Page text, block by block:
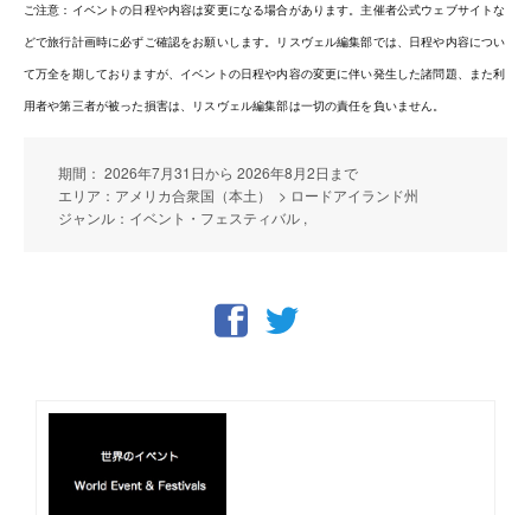
ご注意：イベントの日程や内容は変更になる場合があります。主催者公式ウェブサイトな
どで旅行計画時に必ずご確認をお願いします。リスヴェル編集部では、日程や内容につい
て万全を期しておりますが、イベントの日程や内容の変更に伴い発生した諸問題、また利
用者や第三者が被った損害は、リスヴェル編集部は一切の責任を負いません。
期間： 2026年7月31日から 2026年8月2日まで
エリア：アメリカ合衆国（本土） > ロードアイランド州
ジャンル：イベント・フェスティバル ,